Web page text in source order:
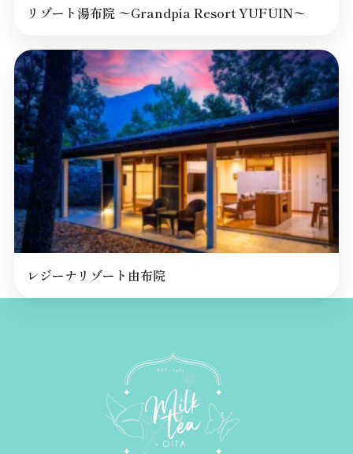
リゾート湯布院 〜Grandpia Resort YUFUIN〜
レジーナリゾート由布院